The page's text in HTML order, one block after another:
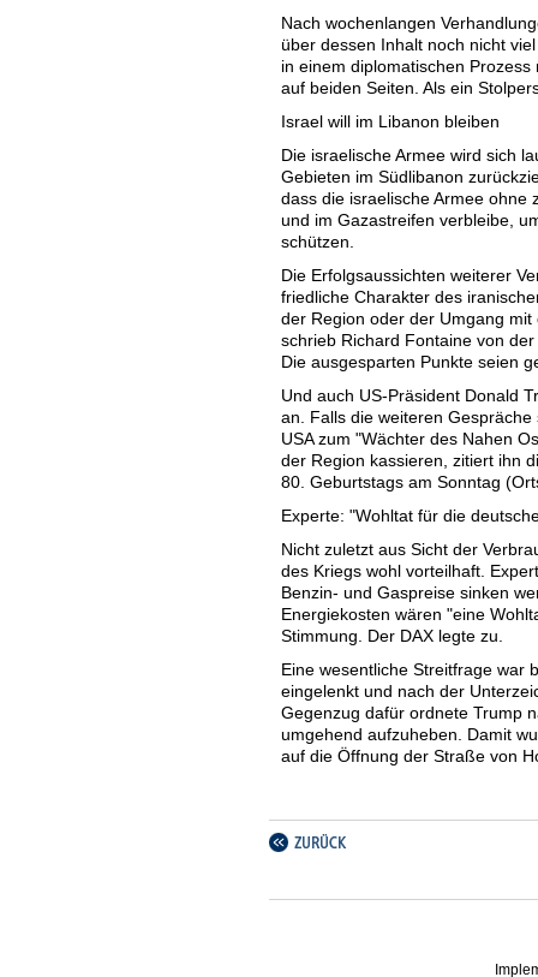
Nach wochenlangen
über dessen Inhalt noch nicht
in einem diplomatischen
auf beiden Seiten. Als ein
Israel will im Libanon bleiben
Die israelische Armee wird sich
Gebieten im Südlibanon
dass die israelische Armee ohne
und im Gazastreifen verbleibe,
schützen.
Die Erfolgsaussichten weiterer
friedliche Charakter des
der Region oder der Umgang
schrieb Richard Fontaine von
Die ausgesparten Punkte seien
Und auch US-Präsident Donald
an. Falls die weiteren
USA zum "Wächter des Nahen
der Region kassieren, zitiert ihn
80. Geburtstags am Sonntag
Experte: "Wohltat für die
Nicht zuletzt aus Sicht der
des Kriegs wohl vorteilhaft.
Benzin- und Gaspreise sinken
Energiekosten wären "eine
Stimmung. Der DAX legte zu.
Eine wesentliche Streitfrage war
eingelenkt und nach der
Gegenzug dafür ordnete Trump
umgehend aufzuheben. Damit
auf die Öffnung der Straße von
erheben, hieß es unter anderem
Medienberichte ließen sich
zwischen den USA und dem